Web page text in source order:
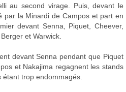
au second virage. Puis, devant le
par la Minardi de Campos et part en
devant Senna, Piquet, Cheever,
et Warwick.
devant Senna pendant que Piquet
et Nakajima regagnent les stands
trop endommagés.